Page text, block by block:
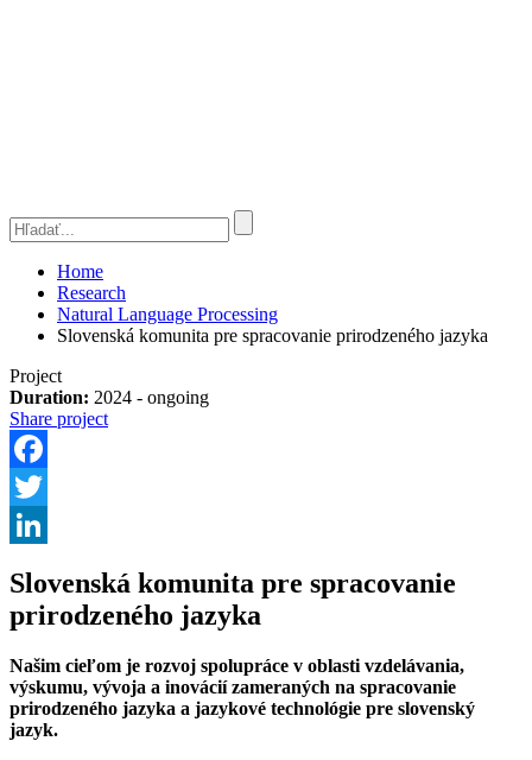
Home
Research
Natural Language Processing
Slovenská komunita pre spracovanie prirodzeného jazyka
Project
Duration: 2024 - ongoing
Share project
Facebook
Twitter
Slovenská komunita pre spracovanie
prirodzeného jazyka
Našim cieľom je rozvoj spolupráce v oblasti vzdelávania,
výskumu, vývoja a inovácií zameraných na spracovanie
prirodzeného jazyka a jazykové technológie pre slovenský
jazyk.